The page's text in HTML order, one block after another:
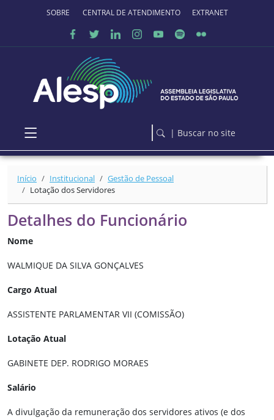
Ir para o conteúdo principal
SOBRE O PORTALCENTRAL DE ATENDIMENTO EXTRANET
| Buscar no site
Início Institucional
Gestão de Pessoal
Lotação dos Servidores
Detalhes do Funcionário
Nome
WALMIQUE DA SILVA GONÇALVES
Cargo Atual
ASSISTENTE PARLAMENTAR VII (COMISSÃO)
Lotação Atual
GABINETE DEP. RODRIGO MORAES
Salário
A divulgação da remuneração dos servidores ativos (e dos